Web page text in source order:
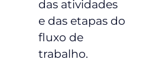
das atividades
e das etapas do
fluxo de
trabalho.